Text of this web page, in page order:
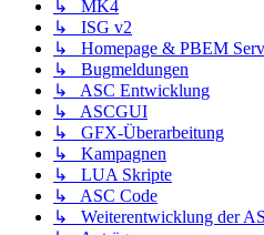
↳ MK4
↳ ISG v2
↳ Homepage & PBEM
↳ Bugmeldungen
↳ ASC Entwicklung
↳ ASCGUI
↳ GFX-Überarbeitung
↳ Kampagnen
↳ LUA Skripte
↳ ASC Code
↳ Weiterentwicklung der